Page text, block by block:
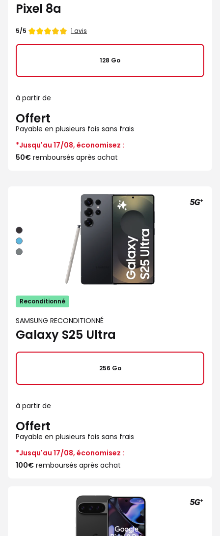
Pixel 8a
Note
5/5 1 avis
128 Go
à partir de
Offert
Payable en plusieurs fois sans frais
*Jusqu'au 17/08, économisez :
50€ remboursés après achat
Noir
Bleu
Reconditionné
SAMSUNG RECONDITIONNÉ
Galaxy S25 Ultra
256 Go
à partir de
Offert
Payable en plusieurs fois sans frais
*Jusqu'au 17/08, économisez :
100€ remboursés après achat